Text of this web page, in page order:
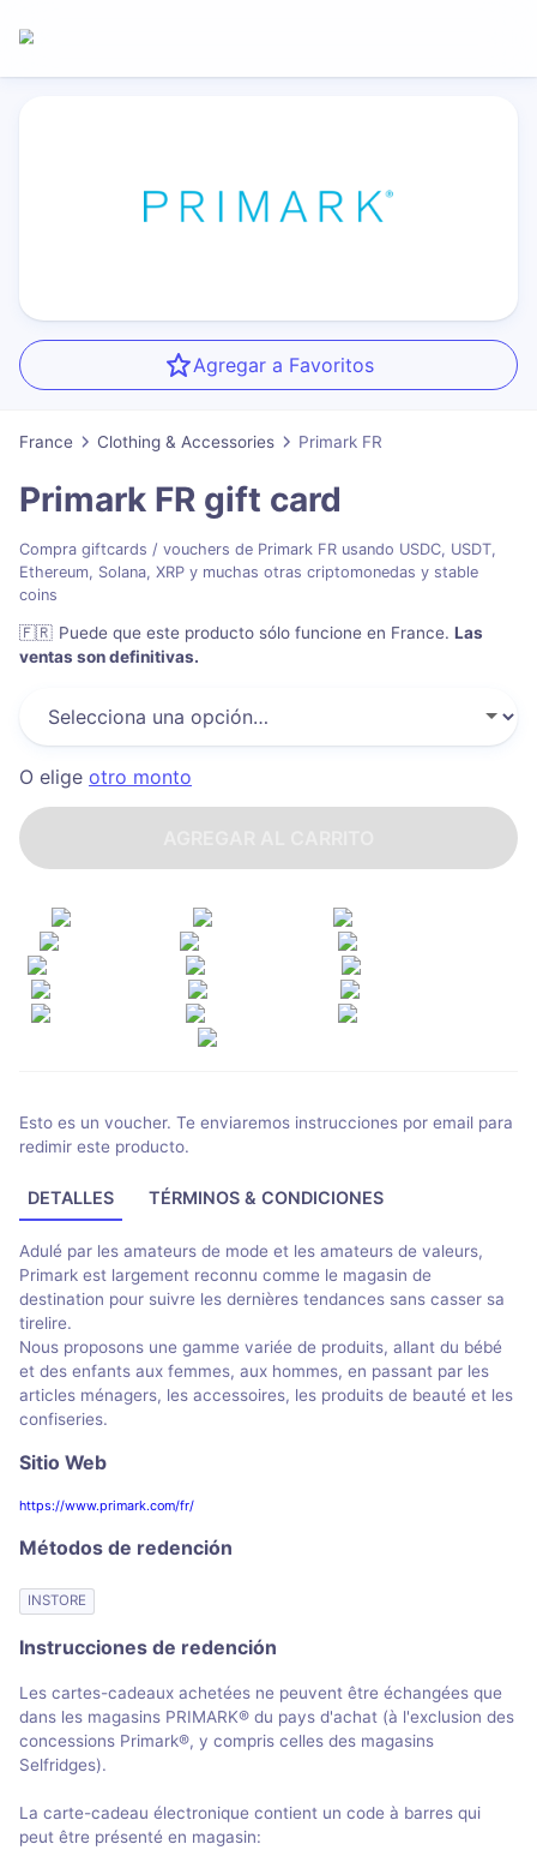
Agregar a Favoritos
France Clothing & Accessories Primark FR
Primark FR gift card
Compra giftcards / vouchers de Primark FR usando USDC, USDT,
Ethereum, Solana, XRP y muchas otras criptomonedas y stable
coins
🇫🇷 Puede que este producto sólo funcione en France. Las
ventas son definitivas.
O elige otro monto
Esto es un voucher. Te enviaremos instrucciones por email para
redimir este producto.
DETALLES TÉRMINOS & CONDICIONES
Adulé par les amateurs de mode et les amateurs de valeurs,
Primark est largement reconnu comme le magasin de
destination pour suivre les dernières tendances sans casser sa
tirelire.
Nous proposons une gamme variée de produits, allant du bébé
et des enfants aux femmes, aux hommes, en passant par les
articles ménagers, les accessoires, les produits de beauté et les
confiseries.
Sitio Web
https://www.primark.com/fr/
Métodos de redención
INSTORE
Instrucciones de redención
Les cartes-cadeaux achetées ne peuvent être échangées que
dans les magasins PRIMARK® du pays d'achat (à l'exclusion des
concessions Primark®, y compris celles des magasins
Selfridges).
La carte-cadeau électronique contient un code à barres qui
peut être présenté en magasin: